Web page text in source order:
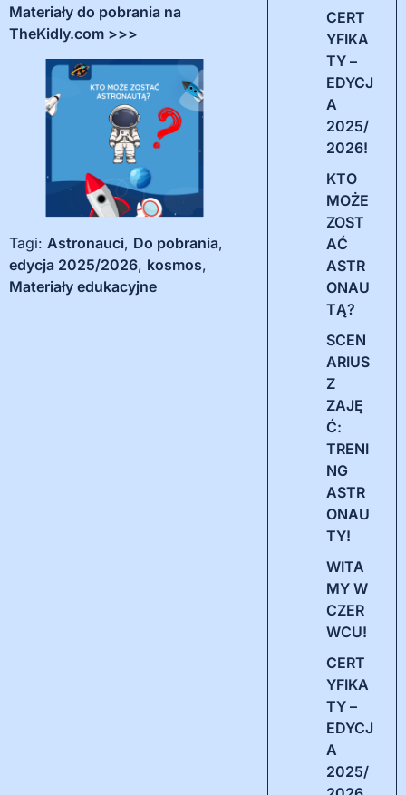
Materiały do pobrania na
TheKidly.com >>>
Tagi: Astronauci, Do pobrania,
edycja 2025/2026, kosmos,
Materiały edukacyjne
CERT
YFIKA
TY –
EDYCJ
A
2025/
2026!
KTO
MOŻE
ZOST
AĆ
ASTR
ONAU
TĄ?
SCEN
ARIUS
Z
ZAJĘ
Ć:
TRENI
NG
ASTR
ONAU
TY!
WITA
MY W
CZER
WCU!
CERT
YFIKA
TY –
EDYCJ
A
2025/